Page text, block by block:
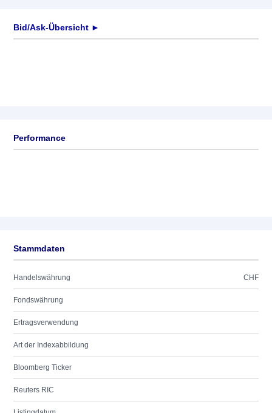
Bid/Ask-Übersicht ►
Performance
Stammdaten
Handelswährung CHF
Fondswährung
Ertragsverwendung
Art der Indexabbildung
Bloomberg Ticker
Reuters RIC